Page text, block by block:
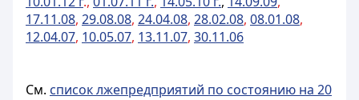
17.11.08, 29.08.08, 24.04.08, 28.02.08, 08.01.08,
12.04.07, 10.05.07, 13.11.07, 30.11.06
См. список лжепредприятий по состоянию на 20